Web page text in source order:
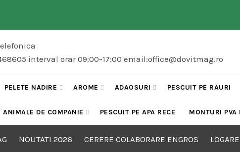
interval orar 09:00-17:00 email:office@dovitmag.ro
PELETE NADIRE AROME ADAOSURI PESCUIT PE RAURI
ANIMALE DE COMPANIE PESCUIT PE APA RECE MONTURI PVA
NOUTATI 2026 CERERE COLABORARE ENGROS